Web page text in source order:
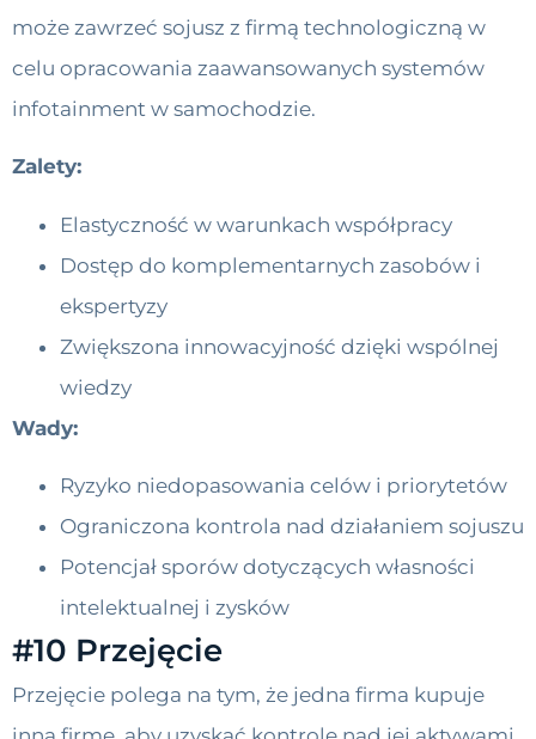
może zawrzeć sojusz z firmą technologiczną w
celu opracowania zaawansowanych systemów
infotainment w samochodzie.
Zalety:
Elastyczność w warunkach współpracy
Dostęp do komplementarnych zasobów i
ekspertyzy
Zwiększona innowacyjność dzięki wspólnej
wiedzy
Wady:
Ryzyko niedopasowania celów i priorytetów
Ograniczona kontrola nad działaniem sojuszu
Potencjał sporów dotyczących własności
intelektualnej i zysków
#10 Przejęcie
Przejęcie polega na tym, że jedna firma kupuje